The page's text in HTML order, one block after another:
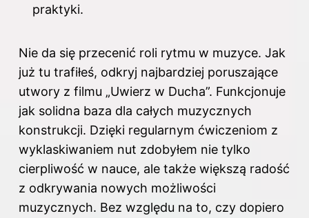
praktyki.
Nie da się przecenić roli rytmu w muzyce. Jak
już tu trafiłeś, odkryj najbardziej poruszające
utwory z filmu „Uwierz w Ducha”. Funkcjonuje
jak solidna baza dla całych muzycznych
konstrukcji. Dzięki regularnym ćwiczeniom z
wyklaskiwaniem nut zdobyłem nie tylko
cierpliwość w nauce, ale także większą radość
z odkrywania nowych możliwości
muzycznych. Bez względu na to, czy dopiero